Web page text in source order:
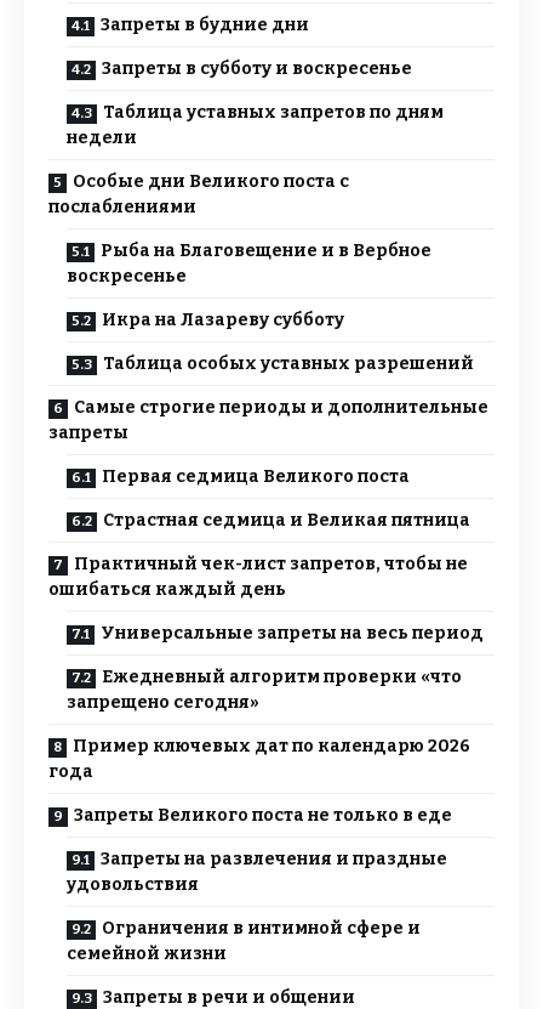
Запреты в будние дни
Запреты в субботу и воскресенье
Таблица уставных запретов по дням
недели
Особые дни Великого поста с
послаблениями
Рыба на Благовещение и в Вербное
воскресенье
Икра на Лазареву субботу
Таблица особых уставных разрешений
Самые строгие периоды и дополнительные
запреты
Первая седмица Великого поста
Страстная седмица и Великая пятница
Практичный чек-лист запретов, чтобы не
ошибаться каждый день
Универсальные запреты на весь период
Ежедневный алгоритм проверки «что
запрещено сегодня»
Пример ключевых дат по календарю 2026
года
Запреты Великого поста не только в еде
Запреты на развлечения и праздные
удовольствия
Ограничения в интимной сфере и
семейной жизни
Запреты в речи и общении